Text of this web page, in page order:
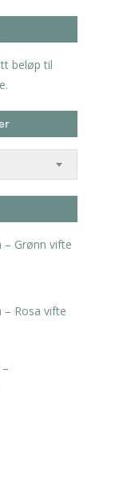
beløp til
– Grønn vifte
– Rosa vifte